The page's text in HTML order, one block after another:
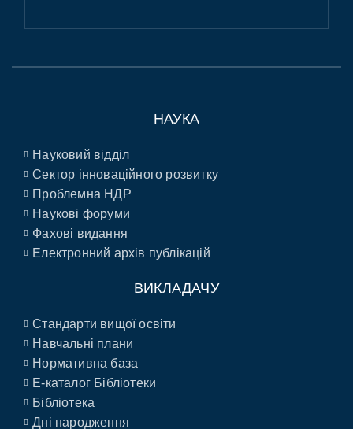
НАУКА
Науковий відділ
Сектор інноваційного розвитку
Проблемна НДР
Наукові форуми
Фахові видання
Електронний архів публікацій
ВИКЛАДАЧУ
Стандарти вищої освіти
Навчальні плани
Нормативна база
E-каталог Бібліотеки
Бібліотека
Дні народження